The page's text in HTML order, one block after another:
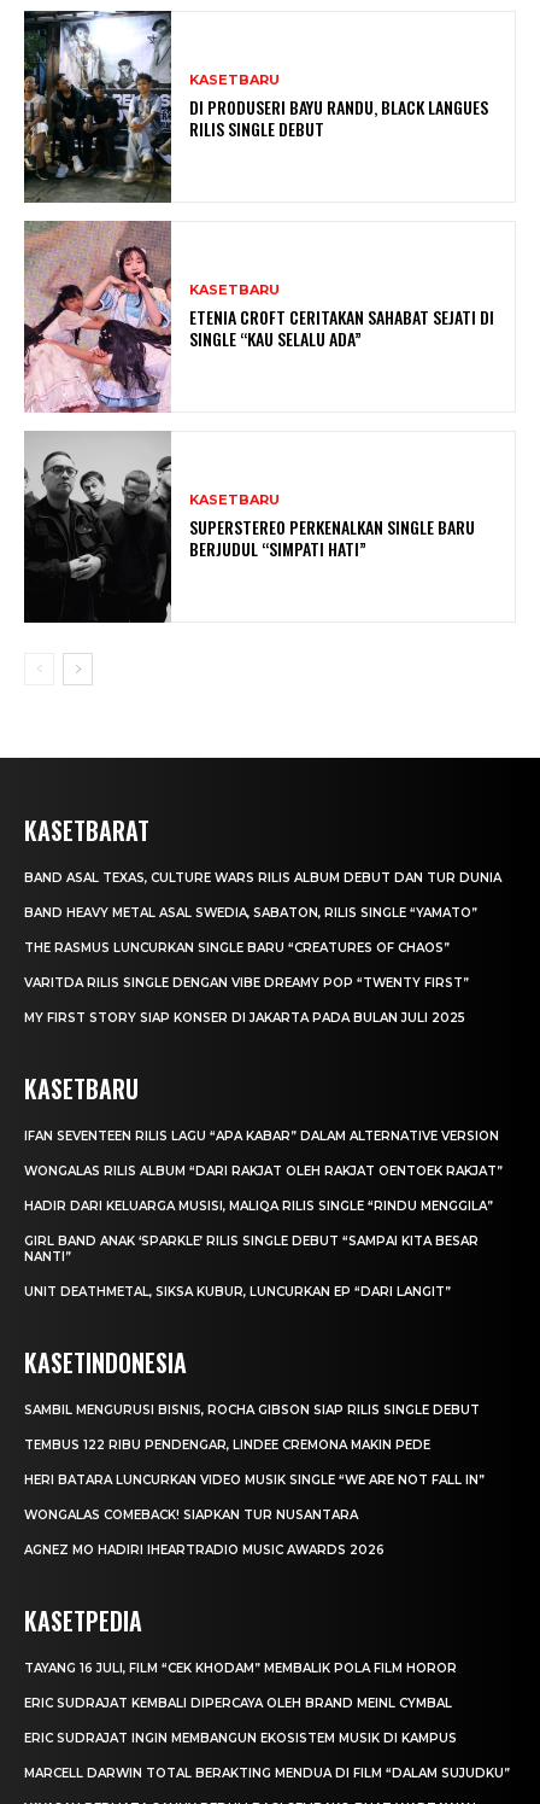
KASETBARU
DI PRODUSERI BAYU RANDU, BLACK LANGUES
RILIS SINGLE DEBUT
KASETBARU
ETENIA CROFT CERITAKAN SAHABAT SEJATI DI
SINGLE “KAU SELALU ADA”
KASETBARU
SUPERSTEREO PERKENALKAN SINGLE BARU
BERJUDUL “SIMPATI HATI”
KASETBARAT
BAND ASAL TEXAS, CULTURE WARS RILIS ALBUM DEBUT DAN TUR DUNIA
BAND HEAVY METAL ASAL SWEDIA, SABATON, RILIS SINGLE “YAMATO”
THE RASMUS LUNCURKAN SINGLE BARU “CREATURES OF CHAOS”
VARITDA RILIS SINGLE DENGAN VIBE DREAMY POP “TWENTY FIRST”
MY FIRST STORY SIAP KONSER DI JAKARTA PADA BULAN JULI 2025
KASETBARU
IFAN SEVENTEEN RILIS LAGU “APA KABAR” DALAM ALTERNATIVE VERSION
WONGALAS RILIS ALBUM “DARI RAKJAT OLEH RAKJAT OENTOEK RAKJAT”
HADIR DARI KELUARGA MUSISI, MALIQA RILIS SINGLE “RINDU MENGGILA”
GIRL BAND ANAK ‘SPARKLE’ RILIS SINGLE DEBUT “SAMPAI KITA BESAR
NANTI”
UNIT DEATHMETAL, SIKSA KUBUR, LUNCURKAN EP “DARI LANGIT”
KASETINDONESIA
SAMBIL MENGURUSI BISNIS, ROCHA GIBSON SIAP RILIS SINGLE DEBUT
TEMBUS 122 RIBU PENDENGAR, LINDEE CREMONA MAKIN PEDE
HERI BATARA LUNCURKAN VIDEO MUSIK SINGLE “WE ARE NOT FALL IN”
WONGALAS COMEBACK! SIAPKAN TUR NUSANTARA
AGNEZ MO HADIRI IHEARTRADIO MUSIC AWARDS 2026
KASETPEDIA
TAYANG 16 JULI, FILM “CEK KHODAM” MEMBALIK POLA FILM HOROR
ERIC SUDRAJAT KEMBALI DIPERCAYA OLEH BRAND MEINL CYMBAL
ERIC SUDRAJAT INGIN MEMBANGUN EKOSISTEM MUSIK DI KAMPUS
MARCELL DARWIN TOTAL BERAKTING MENDUA DI FILM “DALAM SUJUDKU”